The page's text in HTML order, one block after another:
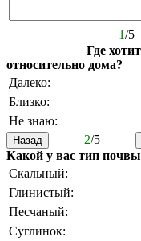
1/5
Где
относительно дома?
Далеко:
Близко:
Не знаю:
2/5
Какой у вас тип
Скальный:
Глинистый:
Песчаный:
Суглинок: